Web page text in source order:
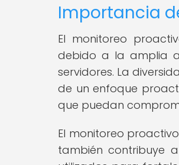
Importancia
El monitoreo
debido a la amplia
servidores. La
de un enfoque
que puedan
El monitoreo
también contribuye